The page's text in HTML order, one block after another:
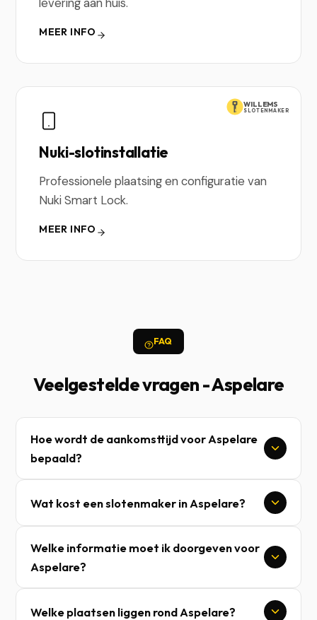
MEER INFO
WILLEMS
SLOTENMAKER
Nuki-slotinstallatie
Professionele plaatsing en configuratie van
Nuki Smart Lock.
MEER INFO
FAQ
Veelgestelde vragen - Aspelare
Hoe wordt de aankomsttijd voor Aspelare
bepaald?
Wat kost een slotenmaker in Aspelare?
Welke informatie moet ik doorgeven voor
Aspelare?
Welke plaatsen liggen rond Aspelare?